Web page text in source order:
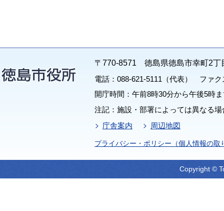
〒770-8571 徳島県徳島市幸町2丁
電話：088-621-5111（代表） ファク
開庁時間：午前8時30分から午後5時
注記：施設・部署によっては異なる
庁舎案内
周辺地図
プライバシー・ポリシー（個人情報の取
Copyright ©